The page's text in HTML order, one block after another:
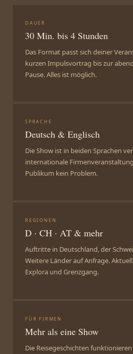
DAUER
30 Min. bis 4 Stunden
Das Format passt sich deiner
kurzen Impulsvortrag bis zur
Pause. Alles ist möglich.
SPRACHE
Deutsch & Englisch
Die Show ist in beiden Sprachen
internationale
Publikum kein Problem.
REGIONEN
D · CH · AT & mehr
Auftritte in Deutschland, der
Weitere Länder auf Anfrage.
Explora und Grenzgang.
FÜR FIRMEN
Mehr als eine Show
Die Reisegeschichten funktionieren